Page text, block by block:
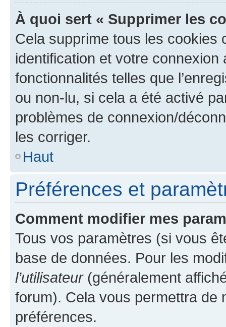
À quoi sert « Supprimer les
Cela supprime tous les cookies
identification et votre
fonctionnalités telles que
ou non-lu, si cela a été activé
problèmes de connexion/
les corriger.
Haut
Préférences et
Comment modifier mes
Tous vos paramètres (si vous
base de données. Pour les
l’utilisateur(généralement
forum). Cela vous permettra de
préférences.